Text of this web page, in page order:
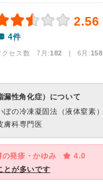
2.56
4件
クセス数 7月:182 | 6月:158
漏性角化症）について
ぼの冷凍凝固法（液体窒素）
膚科専門医
の発疹・かゆみ
4.0
とが多いです